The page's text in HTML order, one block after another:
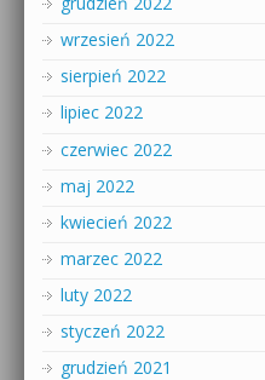
wrzesień 2022
sierpień 2022
lipiec 2022
czerwiec 2022
maj 2022
kwiecień 2022
marzec 2022
luty 2022
styczeń 2022
grudzień 2021